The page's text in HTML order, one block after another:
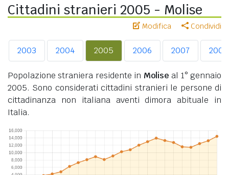
Cittadini stranieri 2005 - Molise
Modifica Condividi
2003 2004 2005 2006 2007 2008
Popolazione straniera residente in Molise al 1° gennaio
2005. Sono considerati cittadini stranieri le persone di
cittadinanza non italiana aventi dimora abituale in
Italia.